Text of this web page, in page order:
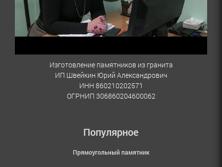
Изготовление памятников из гранита
ИП Швейкин Юрий Александрович
ИНН 860210202571
ОГРНИП 306860204600062
Популярное
Прямоугольный памятник